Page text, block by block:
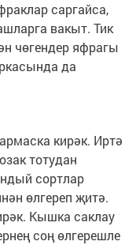
саргайса,
вакыт. Тик
чөгендер яфрагы
да
кирәк. Иртә
тотудан
сортлар
өлгереп җитә.
Кышка саклау
соң өлгерешле